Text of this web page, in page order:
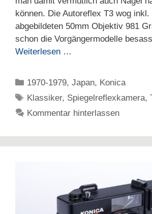
können. Die Autoreflex T3 wog inkl.
abgebildeten 50mm Objektiv 981
schon die Vorgängermodelle
Weiterlesen …
Kategorien
1970-1979,Japan, Konica
Schlagwörter
Klassiker, Spiegelreflexkamera,
Kommentar hinterlassen